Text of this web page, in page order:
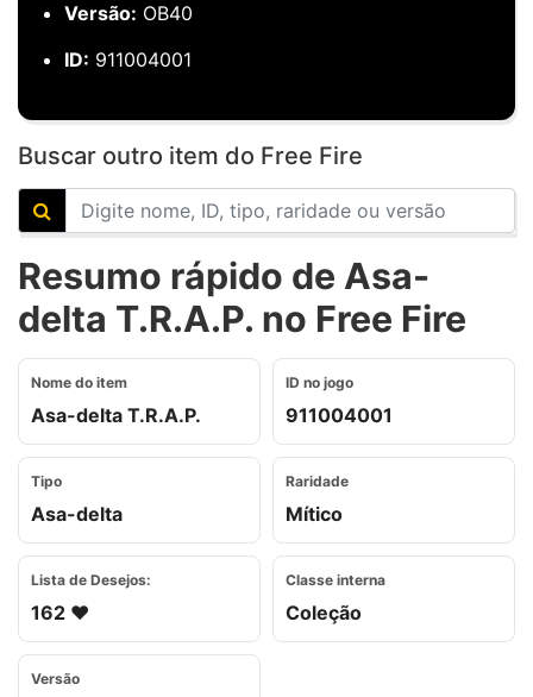
Versão: OB40
ID: 911004001
Buscar outro item do Free Fire
Resumo rápido de Asa-
delta T.R.A.P. no Free Fire
Nome do item
Asa-delta T.R.A.P.
ID no jogo
911004001
Tipo
Asa-delta
Raridade
Mítico
Lista de Desejos:
162 ❤️
Classe interna
Coleção
Versão